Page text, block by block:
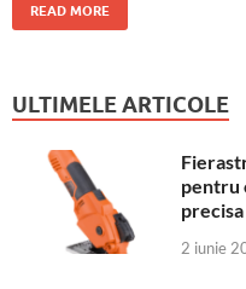
READ MORE
ULTIMELE ARTICOLE
pentru
precisa
2 iunie